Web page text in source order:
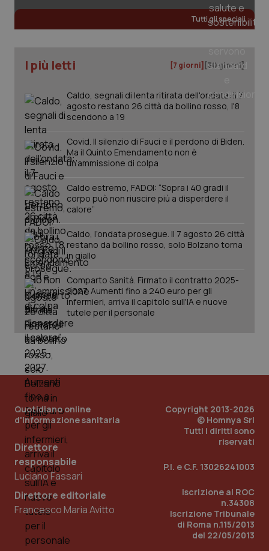
Tutti gli speciali
I più letti [7 giorni] [30 giorni]
Caldo, segnali di lenta ritirata dell'ondata: il 7
agosto restano 26 città da bollino rosso, l'8
scendono a 19
Covid. Il silenzio di Fauci e il perdono di Biden.
Ma il Quinto Emendamento non è
un’ammissione di colpa
Caldo estremo, FADOI: “Sopra i 40 gradi il
corpo può non riuscire più a disperdere il
calore”
Caldo, l’ondata prosegue. Il 7 agosto 26 città
restano da bollino rosso, solo Bolzano torna
in giallo
Comparto Sanità. Firmato il contratto 2025-
2027. Aumenti fino a 240 euro per gli
infermieri, arriva il capitolo sull'IA e nuove
tutele per il personale
Quotidiano online
d'informazione sanitaria
Direttore
responsabile
Luciano Fassari
Direttore editoriale
Francesco Maria Avitto
Copyright 2013-2026
© Homnya Srl
Tutti i diritti sono
riservati
P.I. e C.F. 13026241003
Iscrizione al ROC
n.34308
Iscrizione Tribunale
di Roma n.115/2013
del 22/05/2013
.quotidianosanita.it